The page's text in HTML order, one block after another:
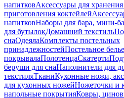
напитковАксессуары для
приготовления коктейлей
напитковНаборы для бара, мини-
для бутылокДомашний текстиль
снаОдеялаКомплекты постельных
принадлежностейПостельное белье
покрывалаПолотенцаСкатерти
беруши для снаНаполнители для
текстиляТканиКухонные ножи,
для кухонных ножейНожеточки и
напольные покрытияКовры,